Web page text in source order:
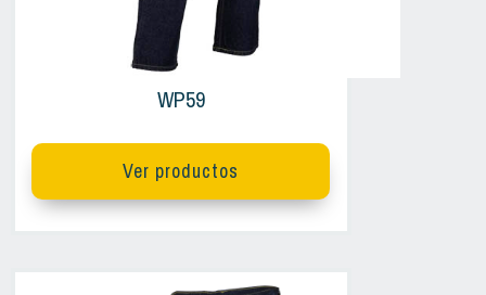
WP59
Ver productos